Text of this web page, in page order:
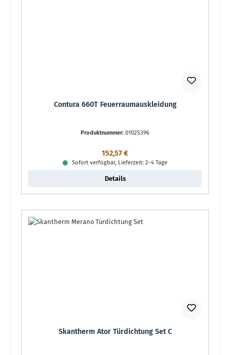
Contura 660T Feuerraumauskleidung
Produktnummer: 01025396
Regulärer Preis:
152,57 €
Sofort verfügbar, Lieferzeit: 2-4 Tage
Details
Skantherm Ator Türdichtung Set C